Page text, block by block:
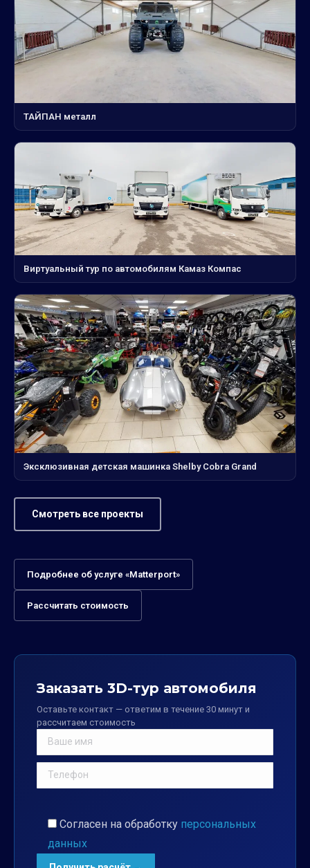
ТАЙПАН металл
Виртуальный тур по автомобилям Камаз Компас
Эксклюзивная детская машинка Shelby Cobra Grand
Смотреть все проекты
Подробнее об услуге «Matterport»
Рассчитать стоимость
Заказать 3D-тур автомобиля
Оставьте контакт — ответим в течение 30 минут и
рассчитаем стоимость
Согласен на обработку персональных
данных